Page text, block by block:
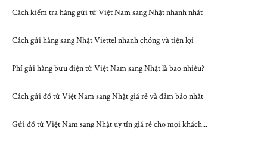
Cách kiểm tra hàng gửi từ Việt Nam sang Nhật nhanh nhất
Cách gửi hàng sang Nhật Viettel nhanh chóng và tiện lợi
Phí gửi hàng bưu điện từ Việt Nam sang Nhật là bao nhiêu?
Cách gửi đồ từ Việt Nam sang Nhật giá rẻ và đảm bảo nhất
Gửi đồ từ Việt Nam sang Nhật uy tín giá rẻ cho mọi khách...